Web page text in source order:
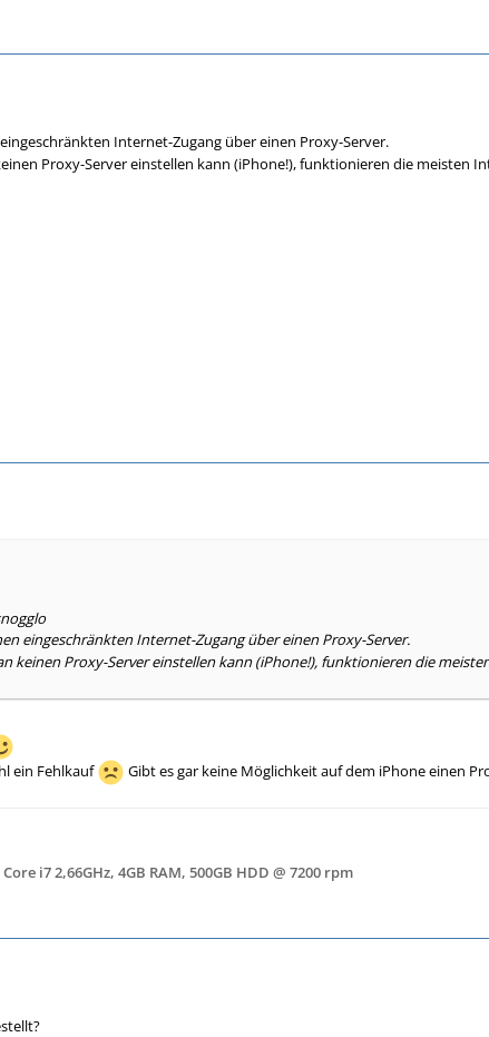
Internet-Zugang über einen Proxy-Server.
Proxy-Server einstellen kann (iPhone!), funktionieren die meisten
eingeschränkten Internet-Zugang über einen Proxy-Server.
keinen Proxy-Server einstellen kann (iPhone!), funktionieren die
ein Fehlkauf
Gibt es gar keine Möglichkeit auf dem iPhone einen
i7 2,66GHz, 4GB RAM, 500GB HDD @ 7200 rpm